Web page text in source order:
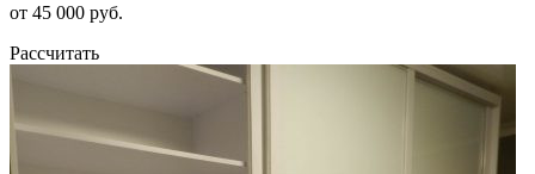
от 45 000 руб.
Рассчитать